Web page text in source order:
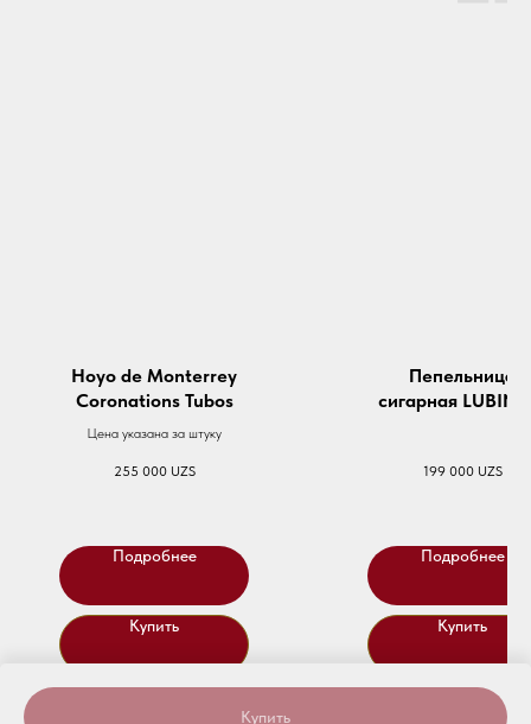
Купить
Hoyo de Monterrey
Coronations Tubos
Цена указана за штуку
255 000 UZS
Подробнее
Купить
Пепельница
сигарная
199 000 UZS
Подробнее
Купить